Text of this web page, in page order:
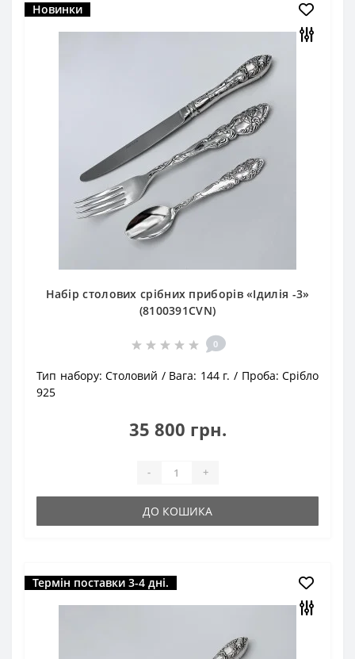
Новинки
Набір столових срібних приборів «Ідилія -3»
(8100391CVN)
0
Тип набору: Столовий Вага: 144 г. Проба: Срібло
925
35 800 грн.
- +
ДО КОШИКА
Термін поставки 3-4 дні.